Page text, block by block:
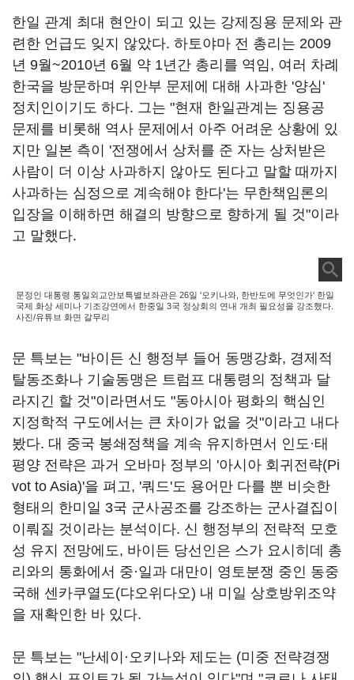
한일 관계 최대 현안이 되고 있는 강제징용 문제와 관
련한 언급도 잊지 않았다. 하토야마 전 총리는 2009
년 9월~2010년 6월 약 1년간 총리를 역임, 여러 차례
한국을 방문하며 위안부 문제에 대해 사과한 '양심'
정치인이기도 하다. 그는 "현재 한일관계는 징용공
문제를 비롯해 역사 문제에서 아주 어려운 상황에 있
지만 일본 측이 '전쟁에서 상처를 준 자는 상처받은
사람이 더 이상 사과하지 않아도 된다고 말할 때까지
사과하는 심정으로 계속해야 한다'는 무한책임론의
입장을 이해하면 해결의 방향으로 향하게 될 것"이라
고 말했다.
문정인 대통령 통일외교안보특별보좌관은 26일 '오키나와, 한반도에 무엇인가' 한일
국제 화상 세미나 기조강연에서 한중일 3국 정상회의 연내 개최 필요성을 강조했다.
사진/유튜브 화면 갈무리
문 특보는 "바이든 신 행정부 들어 동맹강화, 경제적
탈동조화나 기술동맹은 트럼프 대통령의 정책과 달
라지긴 할 것"이라면서도 "동아시아 평화의 핵심인
지정학적 구도에서는 큰 차이가 없을 것"이라고 내다
봤다. 대 중국 봉쇄정책을 계속 유지하면서 인도·태
평양 전략은 과거 오바마 정부의 '아시아 회귀전략(Pi
vot to Asia)'을 펴고, '쿼드'도 용어만 다를 뿐 비슷한
형태의 한미일 3국 군사공조를 강조하는 군사결집이
이뤄질 것이라는 분석이다. 신 행정부의 전략적 모호
성 유지 전망에도, 바이든 당선인은 스가 요시히데 총
리와의 통화에서 중·일과 대만이 영토분쟁 중인 동중
국해 센카쿠열도(댜오위다오) 내 미일 상호방위조약
을 재확인한 바 있다.
문 특보는 "난세이·오키나와 제도는 (미중 전략경쟁